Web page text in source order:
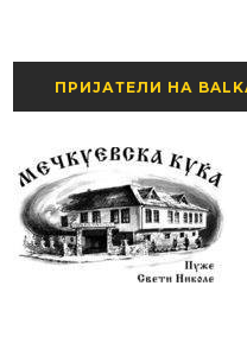
ПРИЈАТЕЛИ НА